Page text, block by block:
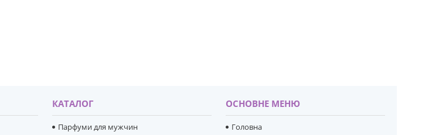
КАТАЛОГ
Парфуми для мужчин
ОСНОВНЕ МЕНЮ
Головна